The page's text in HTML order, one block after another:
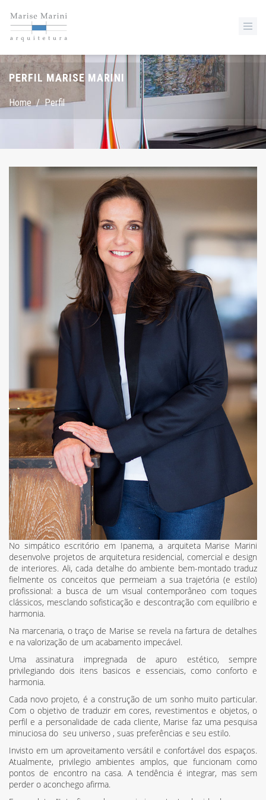
PERFIL MARISE MARINI
Home / Perfil
No simpático escritório em Ipanema, a arquiteta Marise Marini
desenvolve projetos de arquitetura residencial, comercial e design
de interiores. Ali, cada detalhe do ambiente bem-montado traduz
fielmente os conceitos que permeiam a sua trajetória (e estilo)
profissional: a busca de um visual contemporâneo com toques
clássicos, mesclando sofisticação e descontração com equilíbrio e
harmonia.
Na marcenaria, o traço de Marise se revela na fartura de detalhes
e na valorização de um acabamento impecável.
Uma assinatura impregnada de apuro estético, sempre
privilegiando dois itens basicos e essenciais, como conforto e
harmonia.
Cada novo projeto, é a construção de um sonho muito particular.
Com o objetivo de traduzir em cores, revestimentos e objetos, o
perfil e a personalidade de cada cliente, Marise faz uma pesquisa
minuciosa do seu universo , suas preferências e seu estilo.
Invisto em um aproveitamento versátil e confortável dos espaços.
Atualmente, privilegio ambientes amplos, que funcionam como
pontos de encontro na casa. A tendência é integrar, mas sem
perder o aconchego afirma.